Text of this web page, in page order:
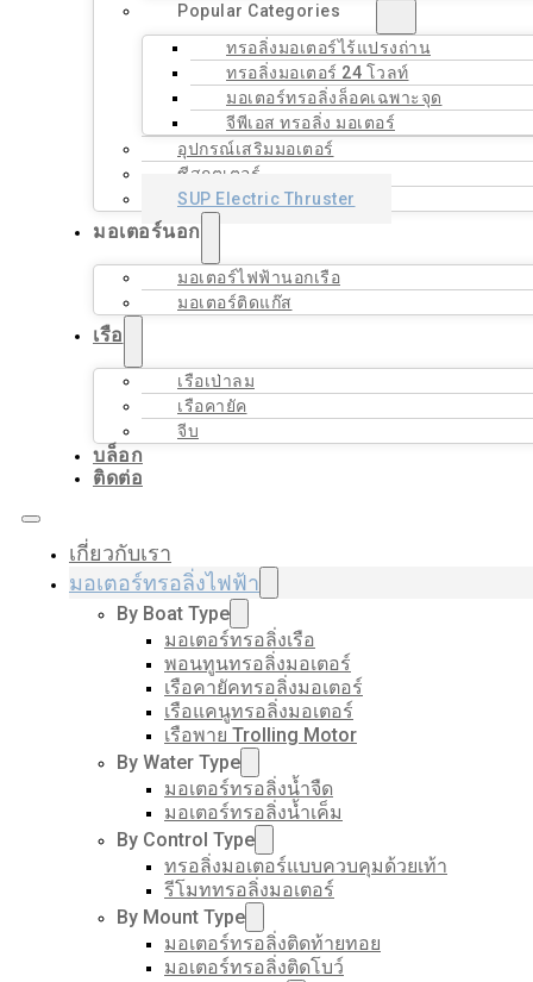
Popular Categories
ทรอลิ่งมอเตอร์ไร้แปรงถ่าน
ทรอลิ่งมอเตอร์ 24 โวลท์
มอเตอร์ทรอลิ่งล็อคเฉพาะจุด
จีพีเอส ทรอลิ่ง มอเตอร์
อุปกรณ์เสริมมอเตอร์
ซีสกูตเตอร์
SUP Electric Thruster
มอเตอร์นอก
มอเตอร์ไฟฟ้านอกเรือ
มอเตอร์ติดแก๊ส
เรือ
เรือเป่าลม
เรือคายัค
จีบ
บล็อก
ติดต่อ
เกี่ยวกับเรา
มอเตอร์ทรอลิ่งไฟฟ้า
By Boat Type
มอเตอร์ทรอลิ่งเรือ
พอนทูนทรอลิ่งมอเตอร์
เรือคายัคทรอลิ่งมอเตอร์
เรือแคนูทรอลิ่งมอเตอร์
เรือพาย Trolling Motor
By Water Type
มอเตอร์ทรอลิ่งน้ำจืด
มอเตอร์ทรอลิ่งน้ำเค็ม
By Control Type
ทรอลิ่งมอเตอร์แบบควบคุมด้วยเท้า
รีโมททรอลิ่งมอเตอร์
By Mount Type
มอเตอร์ทรอลิ่งติดท้ายทอย
มอเตอร์ทรอลิ่งติดโบว์